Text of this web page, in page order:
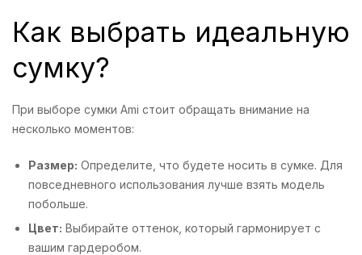
Как выбрать идеальную
сумку?
При выборе сумки Ami стоит обращать внимание на
несколько моментов:
Размер: Определите, что будете носить в сумке. Для
повседневного использования лучше взять модель
побольше.
Цвет: Выбирайте оттенок, который гармонирует с
вашим гардеробом.